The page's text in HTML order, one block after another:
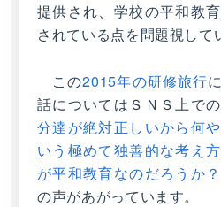
提供され、学校の平和教
されている点を問題視して
この2015年の研修旅行
話についてはＳＮＳ上での
分達が絶対正しいから何
いう極めて独善的な考え
が平和教育なのだろうか？
の声があがっています。